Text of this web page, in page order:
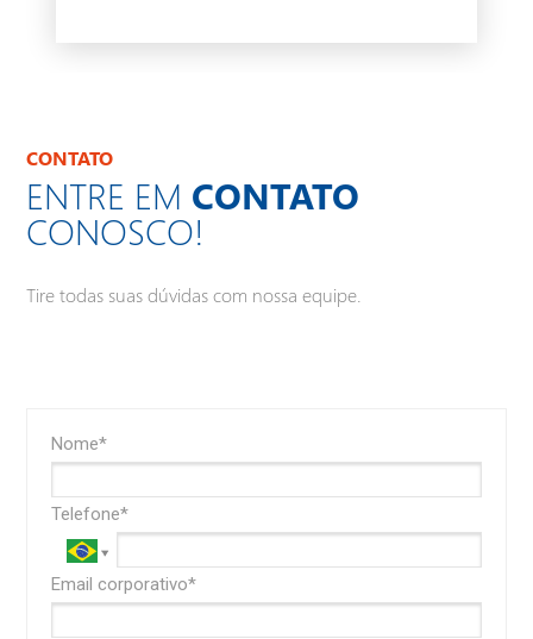
foi importante.
CONTATO
ENTRE EM CONTATO
CONOSCO!
Tire todas suas dúvidas com nossa equipe.
Nome*
Telefone*
Email corporativo*